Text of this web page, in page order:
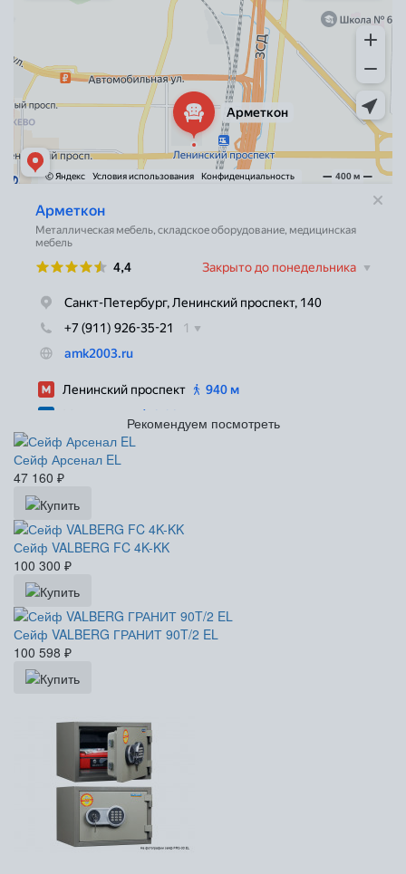
Рекомендуем посмотреть
Сейф Арсенал EL
47 160 ₽
Сейф VALBERG FC 4K-KK
100 300 ₽
Сейф VALBERG ГРАНИТ 90T/2 EL
100 598 ₽